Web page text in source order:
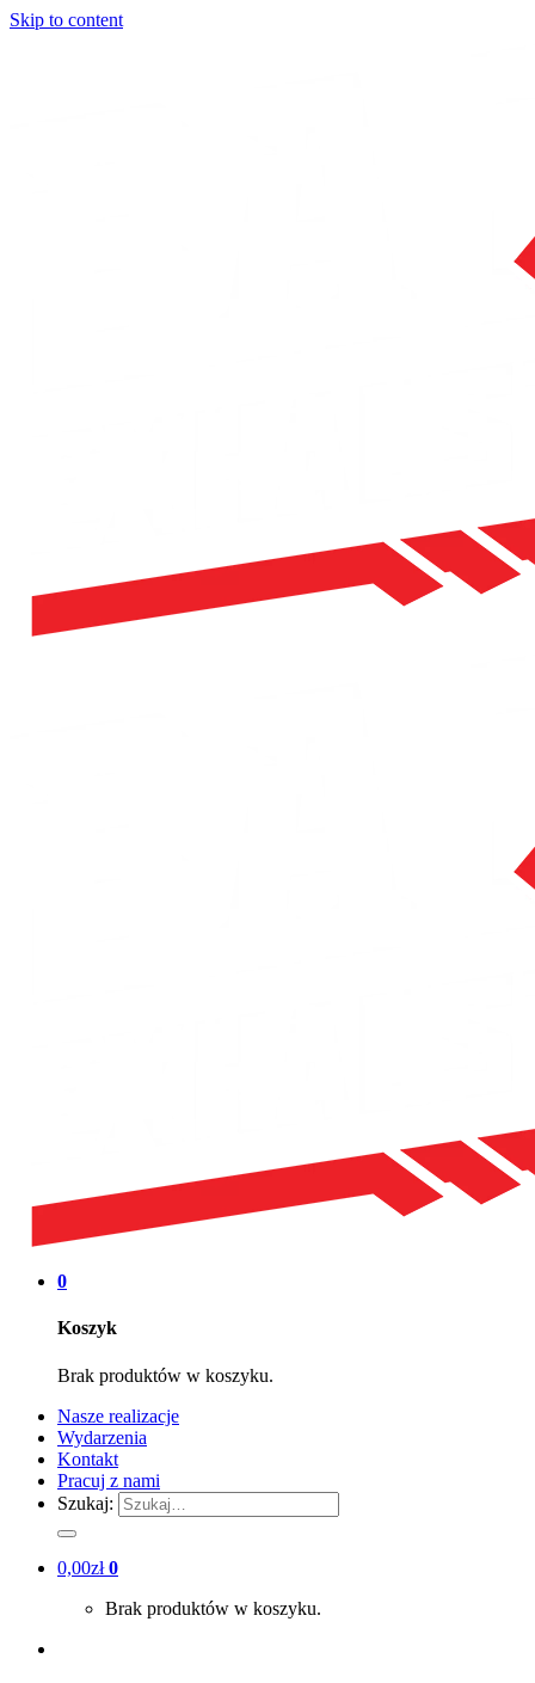
Skip to content
0
Koszyk
Brak produktów w koszyku.
Nasze realizacje
Wydarzenia
Kontakt
Pracuj z nami
Szukaj:
0,00zł 0
Brak produktów w koszyku.